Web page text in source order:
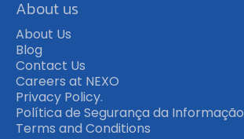
About us
About Us
Blog
Contact Us
Careers at NEXO
Privacy Policy.
Política de Segurança da Informação
Terms and Conditions